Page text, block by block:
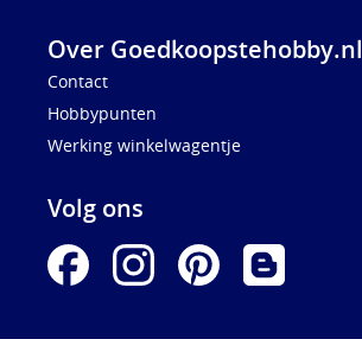
Over Goedkoopstehobby.nl
Contact
Hobbypunten
Werking winkelwagentje
Volg ons